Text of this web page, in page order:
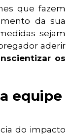
que fazem
da sua
sejam
aderir
os
equipe
do impacto